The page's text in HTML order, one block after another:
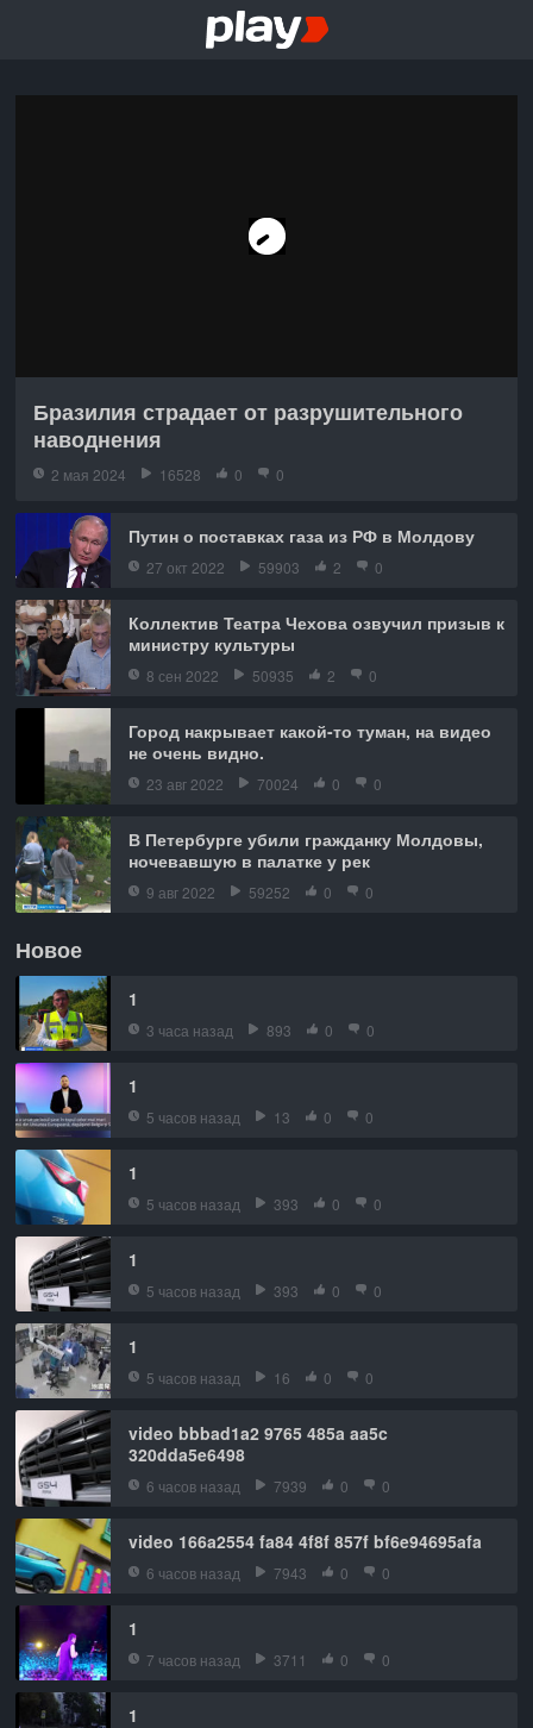
Бразилия страдает от разрушительного
наводнения
2 мая 2024 16528 0 0
Путин о поставках газа из РФ в Молдову
27 окт 2022 59903 2 0
Коллектив Театра Чехова озвучил призыв к
министру культуры
8 сен 2022 50935 2 0
Город накрывает какой-то туман, на видео
не очень видно.
23 авг 2022 70024 0 0
В Петербурге убили гражданку Молдовы,
ночевавшую в палатке у рек
9 авг 2022 59252 0 0
Новое
1
3 часа назад 893 0 0
1
5 часов назад 13 0 0
1
5 часов назад 393 0 0
1
5 часов назад 393 0 0
1
5 часов назад 16 0 0
video bbbad1a2 9765 485a aa5c
320dda5e6498
6 часов назад 7939 0 0
video 166a2554 fa84 4f8f 857f bf6e94695afa
6 часов назад 7943 0 0
1
7 часов назад 3711 0 0
1